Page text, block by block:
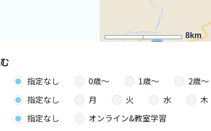
8km
指定なし 0歳〜 1歳〜 2歳〜
指定なし 月 火 水 木
指定なし オンライン&教室学習